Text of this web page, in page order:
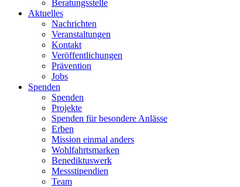
Beratungsstelle
Aktuelles
Nachrichten
Veranstaltungen
Kontakt
Veröffentlichungen
Prävention
Jobs
Spenden
Spenden
Projekte
Spenden für besondere Anlässe
Erben
Mission einmal anders
Wohlfahrtsmarken
Benediktuswerk
Messstipendien
Team